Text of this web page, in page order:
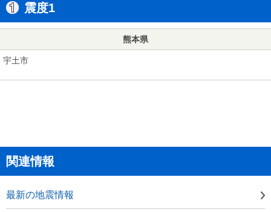
震度1
熊本県
宇土市
関連情報
最新の地震情報